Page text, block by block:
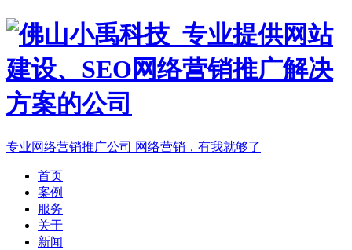
专业网络营销推广公司 网络营销，有我就够了
首页
案例
服务
关于
新闻